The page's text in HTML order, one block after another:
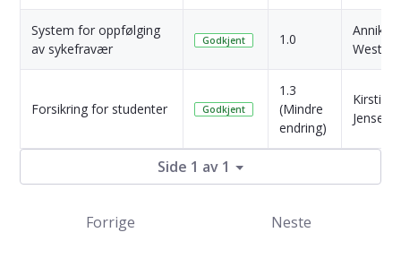
System for oppfølging
av sykefravær
Godkjent 1.0
Anniken
Westad
Forsikring for studenter Godkjent
1.3
(Mindre
endring)
Kirsti
Jensen
Side 1 av 1
Forrige Neste